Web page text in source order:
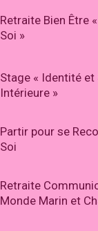
Retraite Bien Être
Soi »
Stage « Identité et
Intérieure »
Partir pour se
Soi
Retraite
Monde Marin et